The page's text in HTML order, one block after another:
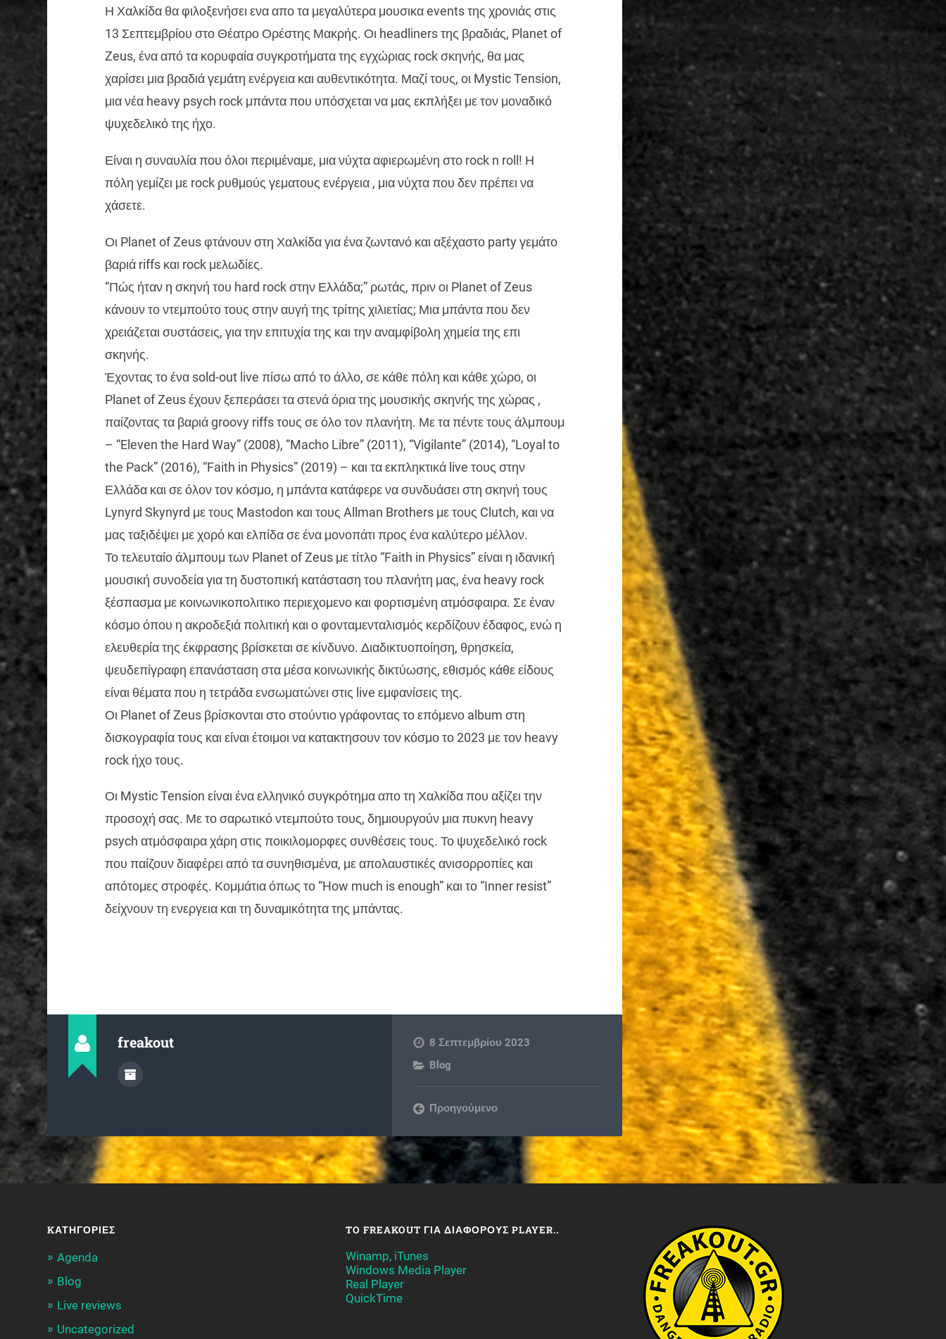
Η Χαλκίδα θα φιλοξενήσει ενα απο τα μεγαλύτερα μουσικα events της χρονιάς στις
13 Σεπτεμβρίου στο Θέατρο Ορέστης Μακρής. Οι headliners της βραδιάς, Planet of
Zeus, ένα από τα κορυφαία συγκροτήματα της εγχώριας rock σκηνής, θα μας
χαρίσει μια βραδιά γεμάτη ενέργεια και αυθεντικότητα. Μαζί τους, οι Mystic Tension,
μια νέα heavy psych rock μπάντα που υπόσχεται να μας εκπλήξει με τον μοναδικό
ψυχεδελικό της ήχο.
Είναι η συναυλία που όλοι περιμέναμε, μια νύχτα αφιερωμένη στο rock n roll! Η
πόλη γεμίζει με rock ρυθμούς γεματους ενέργεια , μια νύχτα που δεν πρέπει να
χάσετε.
Οι Planet of Zeus φτάνουν στη Χαλκίδα για ένα ζωντανό και αξέχαστο party γεμάτο
βαριά riffs και rock μελωδίες.
“Πώς ήταν η σκηνή του hard rock στην Ελλάδα;” ρωτάς, πριν οι Planet of Zeus
κάνουν το ντεμπούτο τους στην αυγή της τρίτης χιλιετίας; Μια μπάντα που δεν
χρειάζεται συστάσεις, για την επιτυχία της και την αναμφίβολη χημεία της επι
σκηνής.
Έχοντας το ένα sold-out live πίσω από το άλλο, σε κάθε πόλη και κάθε χώρο, οι
Planet of Zeus έχουν ξεπεράσει τα στενά όρια της μουσικής σκηνής της χώρας ,
παίζοντας τα βαριά groovy riffs τους σε όλο τον πλανήτη. Με τα πέντε τους άλμπουμ
– “Eleven the Hard Way” (2008), “Macho Libre” (2011), “Vigilante” (2014), “Loyal to
the Pack” (2016), “Faith in Physics” (2019) – και τα εκπληκτικά live τους στην
Ελλάδα και σε όλον τον κόσμο, η μπάντα κατάφερε να συνδυάσει στη σκηνή τους
Lynyrd Skynyrd με τους Mastodon και τους Allman Brothers με τους Clutch, και να
μας ταξιδέψει με χορό και ελπίδα σε ένα μονοπάτι προς ένα καλύτερο μέλλον.
Το τελευταίο άλμπουμ των Planet of Zeus με τίτλο “Faith in Physics” είναι η ιδανική
μουσική συνοδεία για τη δυστοπική κατάσταση του πλανήτη μας, ένα heavy rock
ξέσπασμα με κοινωνικοπολιτικο περιεχομενο και φορτισμένη ατμόσφαιρα. Σε έναν
κόσμο όπου η ακροδεξιά πολιτική και ο φονταμενταλισμός κερδίζουν έδαφος, ενώ η
ελευθερία της έκφρασης βρίσκεται σε κίνδυνο. Διαδικτυοποίηση, θρησκεία,
ψευδεπίγραφη επανάσταση στα μέσα κοινωνικής δικτύωσης, εθισμός κάθε είδους
είναι θέματα που η τετράδα ενσωματώνει στις live εμφανίσεις της.
Οι Planet of Zeus βρίσκονται στο στούντιο γράφοντας το επόμενο album στη
δισκογραφία τους και είναι έτοιμοι να κατακτησουν τον κόσμο το 2023 με τον heavy
rock ήχο τους.
Οι Mystic Tension είναι ένα ελληνικό συγκρότημα απο τη Χαλκίδα που αξίζει την
προσοχή σας. Με το σαρωτικό ντεμπούτο τους, δημιουργούν μια πυκνη heavy
psych ατμόσφαιρα χάρη στις ποικιλομορφες συνθέσεις τους. Το ψυχεδελικό rock
που παίζουν διαφέρει από τα συνηθισμένα, με απολαυστικές ανισορροπίες και
απότομες στροφές. Κομμάτια όπως το “How much is enough” και το “Inner resist”
δείχνουν τη ενεργεια και τη δυναμικότητα της μπάντας.
freakout
8 Σεπτεμβρίου 2023
Blog
Προηγούμενο
KΑΤΗΓΟΡΊΕΣ
Agenda
Blog
Live reviews
Uncategorized
TO FREAKOUT ΓΙΑ ΔΙΆΦΟΡΟΥΣ PLAYER..
Winamp, iTunes
Windows Media Player
Real Player
QuickTime